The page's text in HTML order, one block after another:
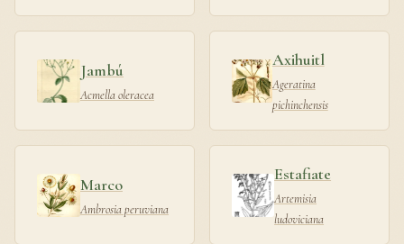
Jambú
Acmella oleracea
Axihuitl
Ageratina
pichinchensis
Marco
Ambrosia peruviana
Estafiate
Artemisia
ludoviciana